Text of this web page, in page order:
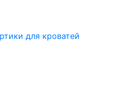
для кроватей